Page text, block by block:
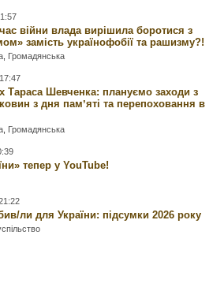
війни влада вирішила боротися з
замість українофобії та рашизму?!
Громадянська
Тараса Шевченка: плануємо заходи з
з дня памʼяті та перепоховання в
Громадянська
тепер у YouTube!
ли для України: підсумки 2026 року